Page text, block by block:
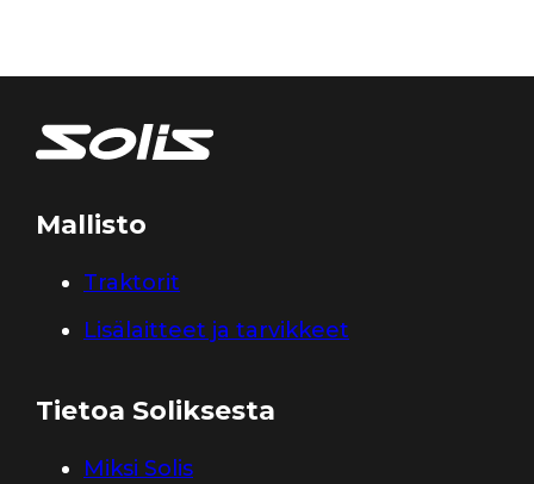
Mallisto
Traktorit
Lisälaitteet ja tarvikkeet
Tietoa Soliksesta
Miksi Solis